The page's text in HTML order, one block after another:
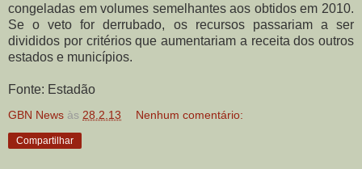
congeladas em volumes semelhantes aos obtidos em 2010.
Se o veto for derrubado, os recursos passariam a ser
divididos por critérios que aumentariam a receita dos outros
estados e municípios.
Fonte: Estadão
GBN News às 28.2.13 Nenhum comentário:
Compartilhar